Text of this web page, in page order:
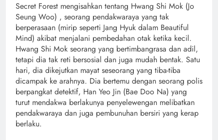
Secret Forest mengisahkan tentang Hwang Shi Mok (Jo
Seung Woo) , seorang pendakwaraya yang tak
berperasaan (mirip seperti Jang Hyuk dalam Beautiful
Mind) akibat menjalani pembedahan otak ketika kecil.
Hwang Shi Mok seorang yang bertimbangrasa dan adil,
tetapi dia tak reti bersosial dan juga mudah bentak. Satu
hari, dia dikejutkan mayat seseorang yang tiba-tiba
dicampak ke arahnya. Dia bertemu dengan seorang polis
berpangkat detektif, Han Yeo Jin (Bae Doo Na) yang
turut mendakwa berlakunya penyelewengan melibatkan
pendakwaraya dan juga pembunuhan bersiri yang kerap
berlaku.